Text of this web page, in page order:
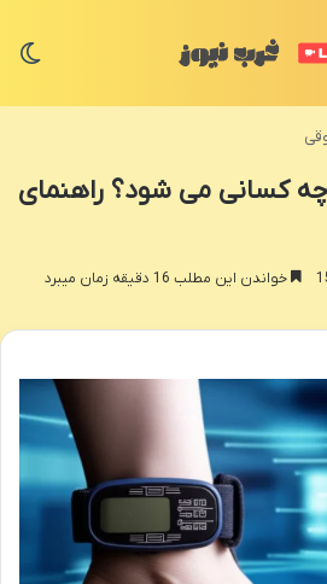
چه کسانی می شود؟ راهنمای
خواندن این مطلب 16 دقیقه زمان میبرد